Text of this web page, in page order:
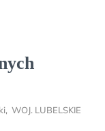
, WOJ. LUBELSKIE